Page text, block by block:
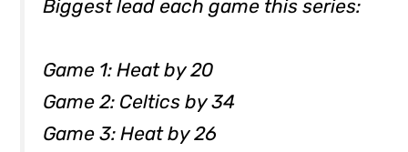
Biggest lead each game this series:
Game 1: Heat by 20
Game 2: Celtics by 34
Game 3: Heat by 26